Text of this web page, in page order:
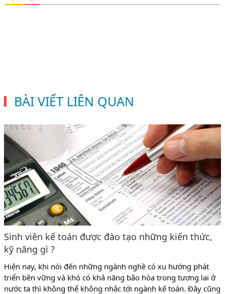
BÀI VIẾT LIÊN QUAN
Sinh viên kế toán được đào tạo những kiến thức,
kỹ năng gì ?
Hiện nay, khi nói đến những ngành nghề có xu hướng phát
triển bền vững và khó có khả năng bão hòa trong tương lai ở
nước ta thì không thể không nhắc tới ngành kế toán. Đây cũng